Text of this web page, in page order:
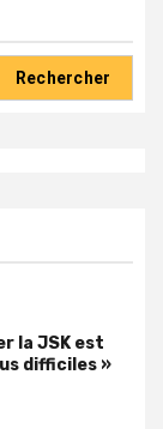
Rechercher
la JSK est
difficiles »